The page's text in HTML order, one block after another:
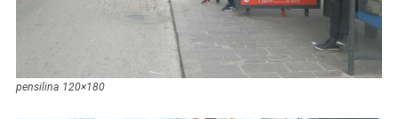
pensilina 120×180